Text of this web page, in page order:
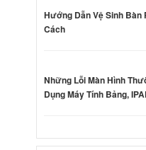
Hướng Dẫn Vệ Sinh Bàn
Cách
Những Lỗi Màn Hình
Dụng Máy Tính Bảng,